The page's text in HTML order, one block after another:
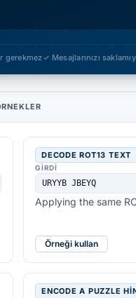
gerekmez✓ Mesajlarınızı
DECODE ROT13 TEXT
GIRDI
URYYB JBEYQ
Applying the same
Örneği kullan
ENCODE A PUZZLE